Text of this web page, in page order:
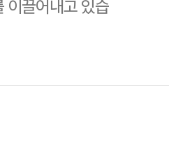
이끌어내고 있습